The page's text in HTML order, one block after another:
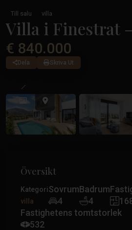
Till salu villa
Villa i Finestrat –
€ 840.000
Dela Skriva Ut
Tidigare
Översikt
Kategori
villa
Sovrum
4
Badrum
4
Fastighetens tomtstorlek
532